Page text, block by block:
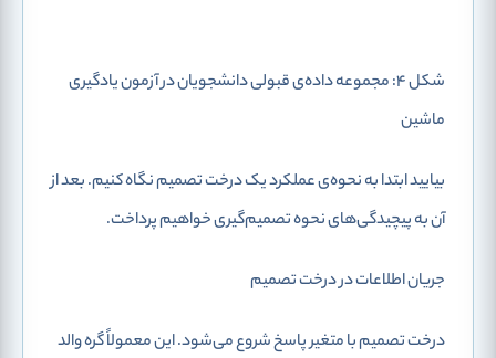
شکل 4: مجموعه داده‌ی قبولی دانشجویان در آزمون یادگیری
ماشین
بیایید ابتدا به نحوه‌ی عملکرد یک درخت تصمیم نگاه کنیم. بعد از
آن به پیچیدگی‌های نحوه تصمیم‌گیری خواهیم پرداخت.
جریان اطلاعات در درخت تصمیم
درخت تصمیم با متغیر پاسخ شروع می‌شود. این معمولاً گره والد